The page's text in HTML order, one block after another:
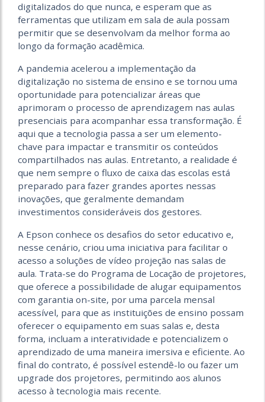
digitalizados do que nunca, e esperam que as
ferramentas que utilizam em sala de aula possam
permitir que se desenvolvam da melhor forma ao
longo da formação acadêmica.
A pandemia acelerou a implementação da
digitalização no sistema de ensino e se tornou uma
oportunidade para potencializar áreas que
aprimoram o processo de aprendizagem nas aulas
presenciais para acompanhar essa transformação. É
aqui que a tecnologia passa a ser um elemento-
chave para impactar e transmitir os conteúdos
compartilhados nas aulas. Entretanto, a realidade é
que nem sempre o fluxo de caixa das escolas está
preparado para fazer grandes aportes nessas
inovações, que geralmente demandam
investimentos consideráveis dos gestores.
A Epson conhece os desafios do setor educativo e,
nesse cenário, criou uma iniciativa para facilitar o
acesso a soluções de vídeo projeção nas salas de
aula. Trata-se do Programa de Locação de projetores,
que oferece a possibilidade de alugar equipamentos
com garantia on-site, por uma parcela mensal
acessível, para que as instituições de ensino possam
oferecer o equipamento em suas salas e, desta
forma, incluam a interatividade e potencializem o
aprendizado de uma maneira imersiva e eficiente. Ao
final do contrato, é possível estendê-lo ou fazer um
upgrade dos projetores, permitindo aos alunos
acesso à tecnologia mais recente.